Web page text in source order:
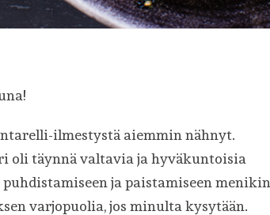
ilmestystä aiemmin nähnyt.
oli täynnä valtavia ja hyväkuntoisia
ja paistamiseen menikin
varjopuolia, jos minulta kysytään.